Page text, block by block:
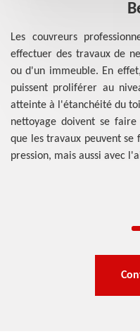
Les couvreurs
effectuer des travaux de
ou d'un immeuble. En
puissent proliférer au
atteinte à l'étanchéité du
nettoyage doivent se
que les travaux peuvent
pression, mais aussi avec